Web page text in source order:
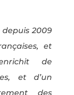
depuis 2009
et
de
et d’un
des